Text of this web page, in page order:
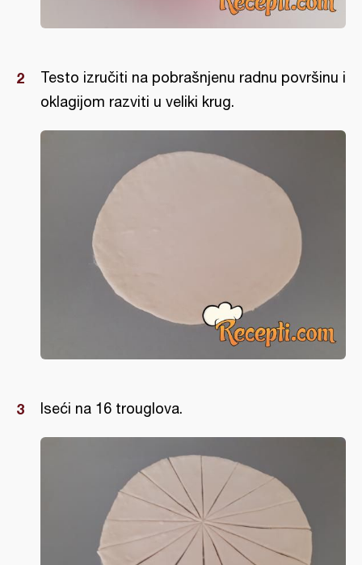
Testo izručiti na pobrašnjenu radnu površinu i
oklagijom razviti u veliki krug.
Iseći na 16 trouglova.